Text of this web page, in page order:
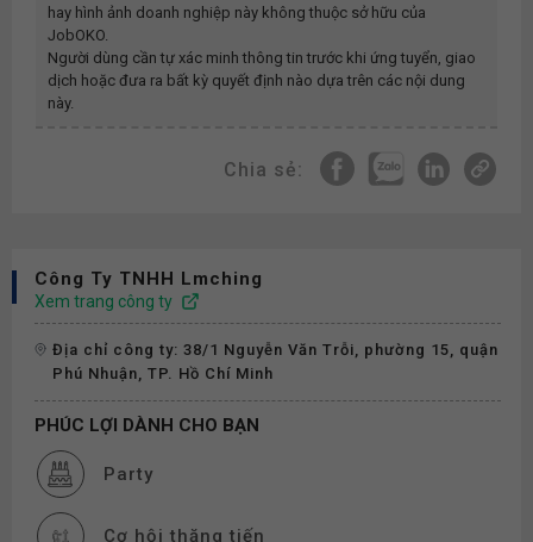
hay hình ảnh doanh nghiệp này không thuộc sở hữu của
JobOKO.
Người dùng cần tự xác minh thông tin trước khi ứng tuyển, giao
dịch hoặc đưa ra bất kỳ quyết định nào dựa trên các nội dung
này.
Chia sẻ:
Công Ty TNHH Lmching
Xem trang công ty
Địa chỉ công ty: 38/1 Nguyễn Văn Trỗi, phường 15, quận
Phú Nhuận, TP. Hồ Chí Minh
PHÚC LỢI DÀNH CHO BẠN
Party
Cơ hội thăng tiến